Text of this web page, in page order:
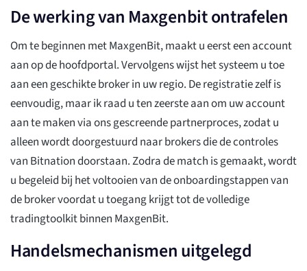
De werking van Maxgenbit ontrafelen
Om te beginnen met MaxgenBit, maakt u eerst een account
aan op de hoofdportal. Vervolgens wijst het systeem u toe
aan een geschikte broker in uw regio. De registratie zelf is
eenvoudig, maar ik raad u ten zeerste aan om uw account
aan te maken via ons gescreende partnerproces, zodat u
alleen wordt doorgestuurd naar brokers die de controles
van Bitnation doorstaan. Zodra de match is gemaakt, wordt
u begeleid bij het voltooien van de onboardingstappen van
de broker voordat u toegang krijgt tot de volledige
tradingtoolkit binnen MaxgenBit.
Handelsmechanismen uitgelegd